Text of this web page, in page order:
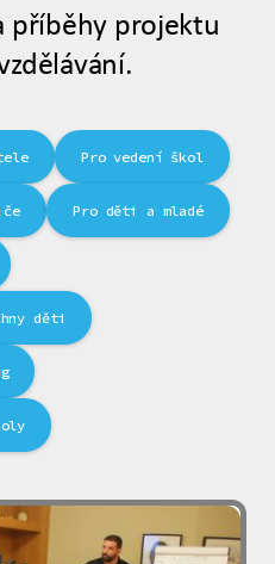
příběhy projektu
Pro vedení škol
Pro děti a mladé
děti